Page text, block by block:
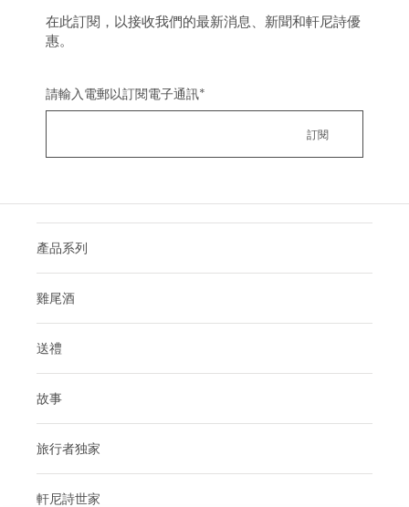
在此訂閱，以接收我們的最新消息、新聞和軒尼詩優
惠。
請輸入電郵以訂閱電子通訊*
產品系列
雞尾酒
送禮
故事
旅行者独家
軒尼詩世家